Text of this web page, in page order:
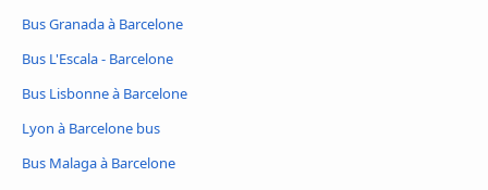
Bus Granada à Barcelone
Bus L'Escala - Barcelone
Bus Lisbonne à Barcelone
Lyon à Barcelone bus
Bus Malaga à Barcelone